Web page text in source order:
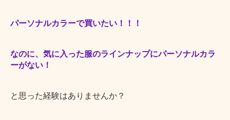
パーソナルカラーで買いたい！！！
なのに、気に入った服のラインナップにパーソナルカラ
ーがない！
と思った経験はありませんか？